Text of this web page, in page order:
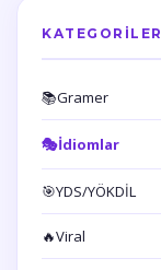
KATEGORILER
📚Gramer
🎭İdiomlar
🎯YDS/YÖKDİL
🔥Viral